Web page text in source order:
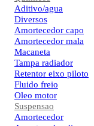
Aditivo/agua
Diversos
Amortecedor capo
Amortecedor mala
Macaneta
Tampa radiador
Retentor eixo piloto
Fluido freio
Oleo motor
Suspensao
Amortecedor